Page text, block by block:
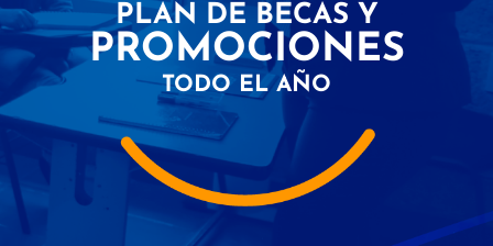
PLAN DE BECAS Y
PROMOCIONES
TODO EL AÑO